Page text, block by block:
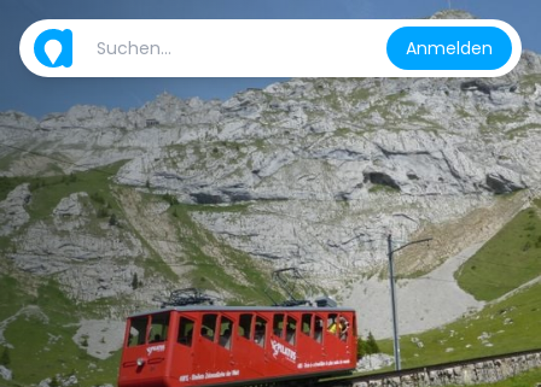
Anmelden